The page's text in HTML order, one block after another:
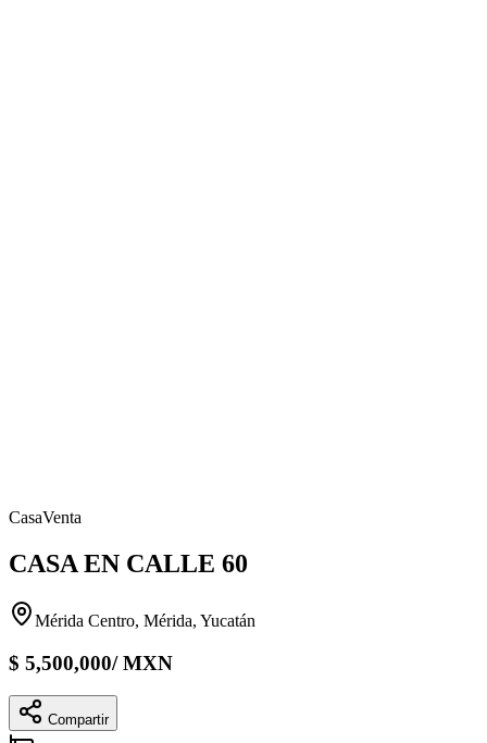
CasaVenta
CASA EN CALLE 60
Mérida Centro, Mérida, Yucatán
$ 5,500,000/MXN
Compartir